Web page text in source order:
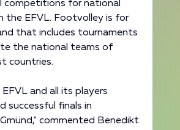
competitions for national
the EFVL. Footvolley is for
that includes tournaments
the national teams of
countries.
and all its players
successful finals in
commented Benedikt